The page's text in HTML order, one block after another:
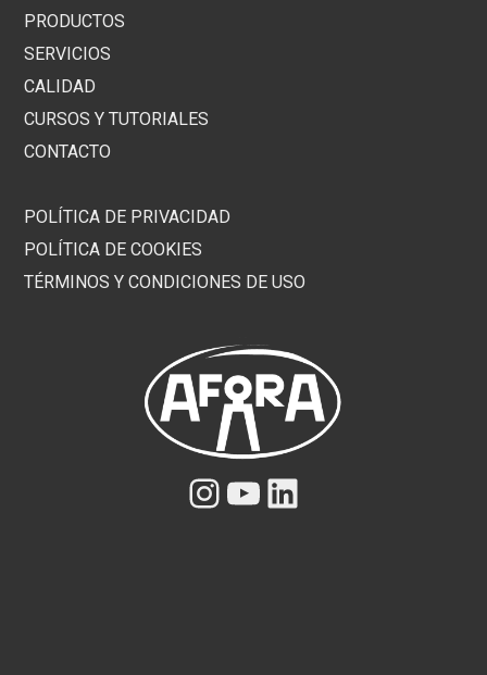
PRODUCTOS
SERVICIOS
CALIDAD
CURSOS Y TUTORIALES
CONTACTO
POLÍTICA DE PRIVACIDAD
POLÍTICA DE COOKIES
TÉRMINOS Y CONDICIONES DE USO
Instagram
YouTube
LinkedIn